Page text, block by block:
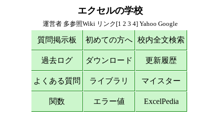
エクセルの学校
運営者 多参照Wiki リンク[1 2 3 4] Yahoo Google
質問掲示板 初めての方へ 校内全文検索
過去ログ ダウンロード 更新履歴
よくある質問 ライブラリ マイスター
関数 エラー値 ExcelPedia